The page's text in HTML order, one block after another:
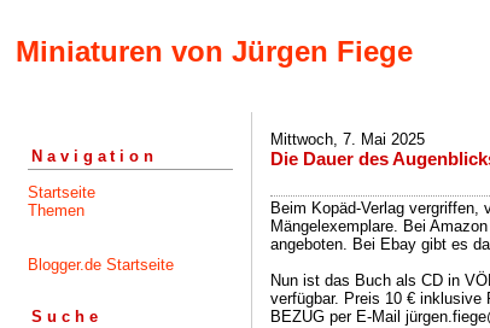
Miniaturen von Jürgen Fiege
Navigation
Startseite
Themen
Blogger.de Startseite
Suche
Mittwoch, 7. Mai 2025
Die Dauer des
Beim Kopäd-Verlag vergriffen,
Mängelexemplare. Bei
angeboten. Bei Ebay gibt es
Nun ist das Buch als CD in
verfügbar. Preis 10 € inklusive
BEZUG per E-Mail